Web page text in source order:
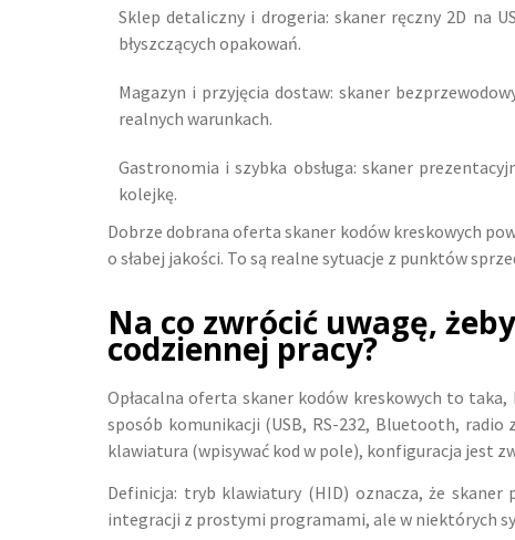
Sklep detaliczny i drogeria: skaner ręczny 2D na
błyszczących opakowań.
Magazyn i przyjęcia dostaw: skaner
realnych warunkach.
Gastronomia i szybka obsługa: skaner
kolejkę.
Dobrze dobrana oferta skaner kodów kreskowych
o słabej jakości. To są realne sytuacje z punktów
Na co zwrócić uwagę,
codziennej pracy?
Opłacalna oferta skaner kodów kreskowych to
sposób komunikacji (USB, RS-232, Bluetooth,
klawiatura (wpisywać kod w pole), konfiguracja jest
Definicja: tryb klawiatury (HID) oznacza, że skaner
integracji z prostymi programami, ale w niektórych